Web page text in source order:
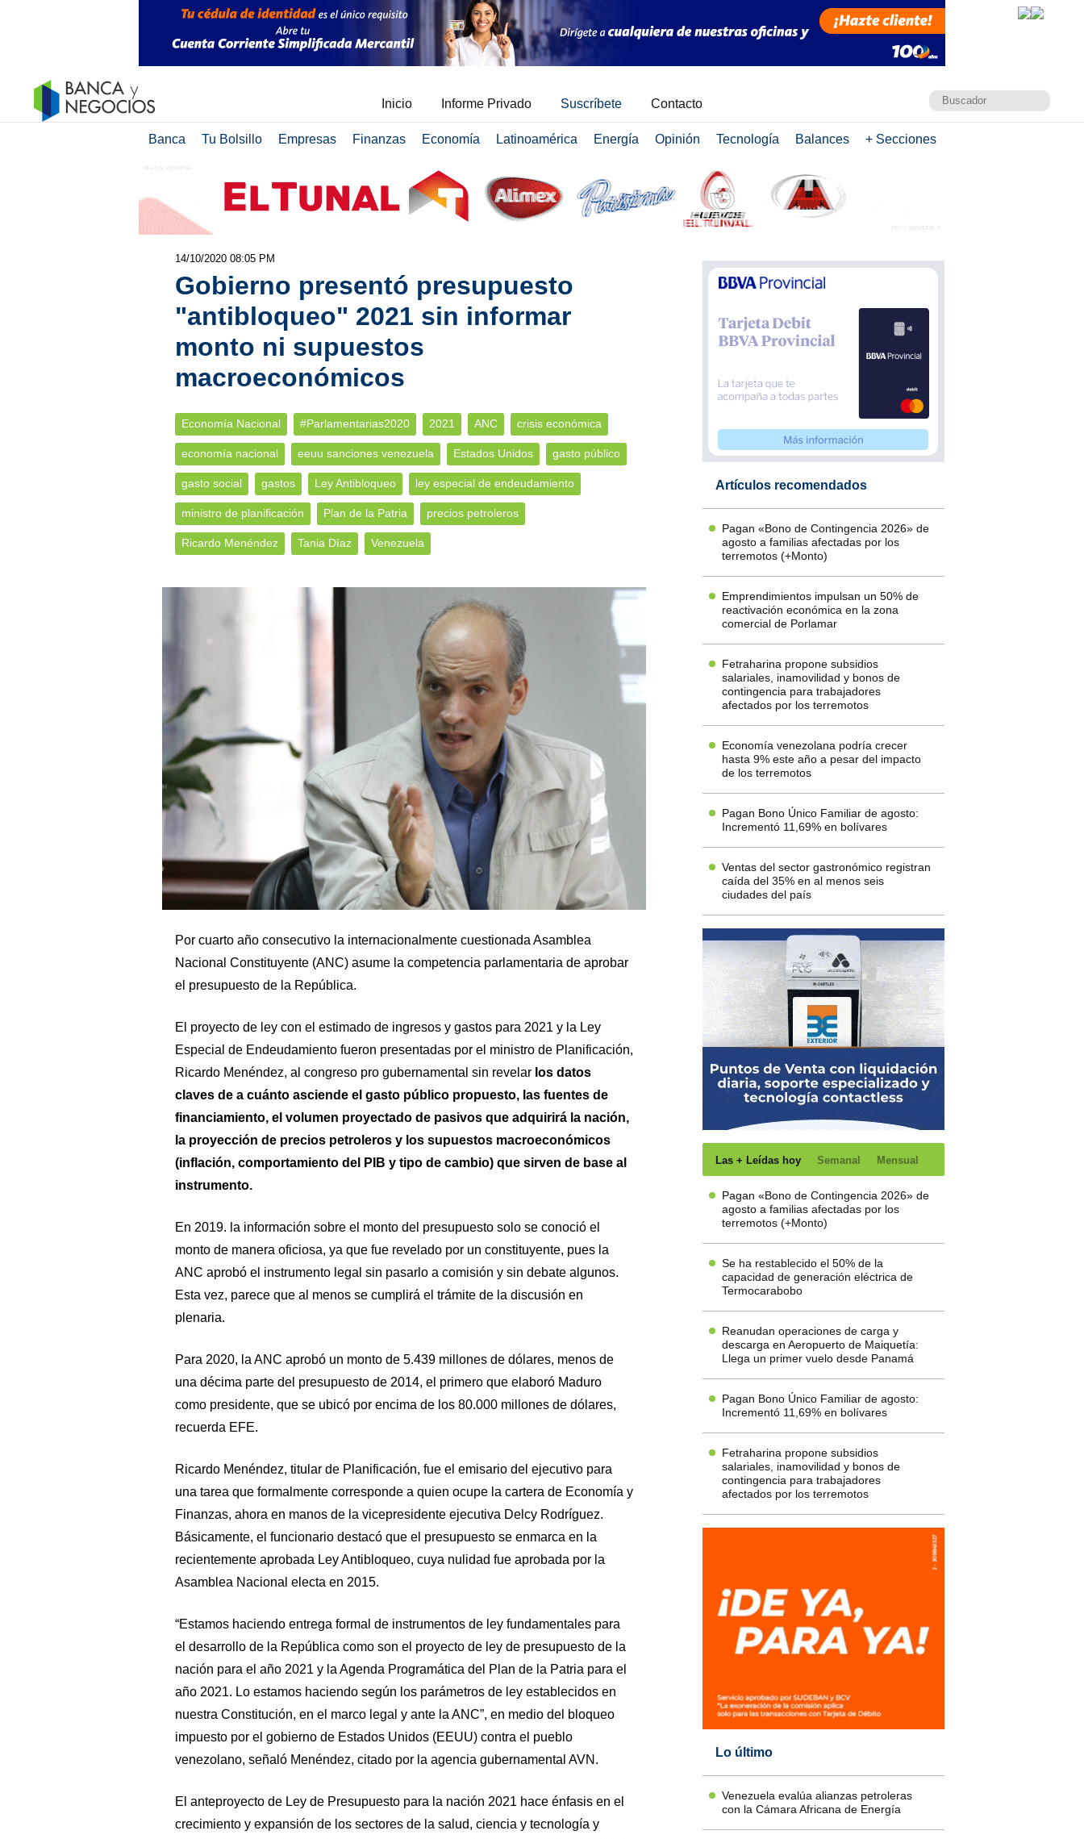
Inicio Informe Privado Suscríbete Contacto
Banca Tu Bolsillo Empresas Finanzas Economía Latinoamérica Energía Opinión Tecnología Balances + Secciones
14/10/2020 08:05 PM
Gobierno presentó presupuesto
"antibloqueo" 2021 sin informar
monto ni supuestos
macroeconómicos
Economía Nacional #Parlamentarias2020 2021 ANC crisis económica
economía nacional eeuu sanciones venezuela Estados Unidos gasto público
gasto social gastos Ley Antibloqueo ley especial de endeudamiento
ministro de planificación Plan de la Patria precios petroleros
Ricardo Menéndez Tania Díaz Venezuela
Por cuarto año consecutivo la internacionalmente cuestionada Asamblea
Nacional Constituyente (ANC) asume la competencia parlamentaria de aprobar
el presupuesto de la República.
El proyecto de ley con el estimado de ingresos y gastos para 2021 y la Ley
Especial de Endeudamiento fueron presentadas por el ministro de Planificación,
Ricardo Menéndez, al congreso pro gubernamental sin revelar los datos
claves de a cuánto asciende el gasto público propuesto, las fuentes de
financiamiento, el volumen proyectado de pasivos que adquirirá la nación,
la proyección de precios petroleros y los supuestos macroeconómicos
(inflación, comportamiento del PIB y tipo de cambio) que sirven de base al
instrumento.
En 2019. la información sobre el monto del presupuesto solo se conoció el
monto de manera oficiosa, ya que fue revelado por un constituyente, pues la
ANC aprobó el instrumento legal sin pasarlo a comisión y sin debate algunos.
Esta vez, parece que al menos se cumplirá el trámite de la discusión en
plenaria.
Para 2020, la ANC aprobó un monto de 5.439 millones de dólares, menos de
una décima parte del presupuesto de 2014, el primero que elaboró Maduro
como presidente, que se ubicó por encima de los 80.000 millones de dólares,
recuerda EFE.
Ricardo Menéndez, titular de Planificación, fue el emisario del ejecutivo para
una tarea que formalmente corresponde a quien ocupe la cartera de Economía y
Finanzas, ahora en manos de la vicepresidente ejecutiva Delcy Rodríguez.
Básicamente, el funcionario destacó que el presupuesto se enmarca en la
recientemente aprobada Ley Antibloqueo, cuya nulidad fue aprobada por la
Asamblea Nacional electa en 2015.
“Estamos haciendo entrega formal de instrumentos de ley fundamentales para
el desarrollo de la República como son el proyecto de ley de presupuesto de la
nación para el año 2021 y la Agenda Programática del Plan de la Patria para el
año 2021. Lo estamos haciendo según los parámetros de ley establecidos en
nuestra Constitución, en el marco legal y ante la ANC”, en medio del bloqueo
impuesto por el gobierno de Estados Unidos (EEUU) contra el pueblo
venezolano, señaló Menéndez, citado por la agencia gubernamental AVN.
El anteproyecto de Ley de Presupuesto para la nación 2021 hace énfasis en el
crecimiento y expansión de los sectores de la salud, ciencia y tecnología y
Artículos recomendados
Pagan «Bono de Contingencia 2026» de
agosto a familias afectadas por los
terremotos (+Monto)
Emprendimientos impulsan un 50% de
reactivación económica en la zona
comercial de Porlamar
Fetraharina propone subsidios
salariales, inamovilidad y bonos de
contingencia para trabajadores
afectados por los terremotos
Economía venezolana podría crecer
hasta 9% este año a pesar del impacto
de los terremotos
Pagan Bono Único Familiar de agosto:
Incrementó 11,69% en bolívares
Ventas del sector gastronómico registran
caída del 35% en al menos seis
ciudades del país
Las + Leídas hoy Semanal Mensual
Pagan «Bono de Contingencia 2026» de
agosto a familias afectadas por los
terremotos (+Monto)
Se ha restablecido el 50% de la
capacidad de generación eléctrica de
Termocarabobo
Reanudan operaciones de carga y
descarga en Aeropuerto de Maiquetía:
Llega un primer vuelo desde Panamá
Pagan Bono Único Familiar de agosto:
Incrementó 11,69% en bolívares
Fetraharina propone subsidios
salariales, inamovilidad y bonos de
contingencia para trabajadores
afectados por los terremotos
Lo último
Venezuela evalúa alianzas petroleras
con la Cámara Africana de Energía